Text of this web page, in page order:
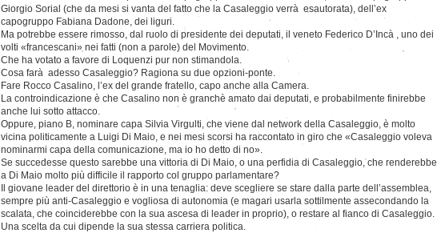
Giorgio Sorial (che da mesi si vanta del fatto che la Casaleggio verrà esautorata), dell’ex
capogruppo Fabiana Dadone, dei liguri.
Ma potrebbe essere rimosso, dal ruolo di presidente dei deputati, il veneto Federico D’Incà , uno dei
volti «francescani» nei fatti (non a parole) del Movimento.
Che ha votato a favore di Loquenzi pur non stimandola.
Cosa farà adesso Casaleggio? Ragiona su due opzioni-ponte.
Fare Rocco Casalino, l’ex del grande fratello, capo anche alla Camera.
La controindicazione è che Casalino non è granchè amato dai deputati, e probabilmente finirebbe
anche lui sotto attacco.
Oppure, piano B, nominare capa Silvia Virgulti, che viene dal network della Casaleggio, è molto
vicina politicamente a Luigi Di Maio, e nei mesi scorsi ha raccontato in giro che «Casaleggio voleva
nominarmi capa della comunicazione, ma io ho detto di no».
Se succedesse questo sarebbe una vittoria di Di Maio, o una perfidia di Casaleggio, che renderebbe
a Di Maio molto più difficile il rapporto col gruppo parlamentare?
Il giovane leader del direttorio è in una tenaglia: deve scegliere se stare dalla parte dell’assemblea,
sempre più anti-Casaleggio e vogliosa di autonomia (e magari usarla sottilmente assecondando la
scalata, che coinciderebbe con la sua ascesa di leader in proprio), o restare al fianco di Casaleggio.
Una scelta da cui dipende la sua stessa carriera politica.